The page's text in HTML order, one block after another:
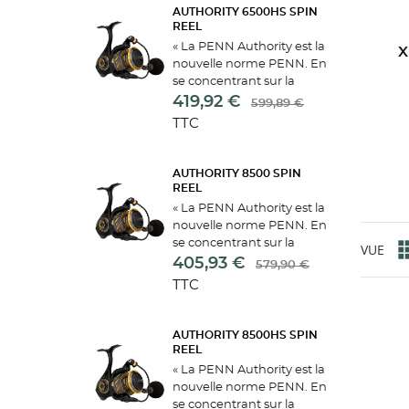
pour chaque scénario....
AUTHORITY 6500HS SPIN
REEL
« La PENN Authority est la
nouvelle norme PENN. En
se concentrant sur la
douceur et l'étanchéité de
leur catégorie, ces
pour chaque scénario....
419,92 € 599,89 €
TTC
AUTHORITY 8500 SPIN
REEL
« La PENN Authority est la
nouvelle norme PENN. En
se concentrant sur la
douceur et l'étanchéité de
leur catégorie, ces
pour chaque scénario....
405,93 € 579,90 €
TTC
AUTHORITY 8500HS SPIN
REEL
« La PENN Authority est la
nouvelle norme PENN. En
se concentrant sur la
VUE